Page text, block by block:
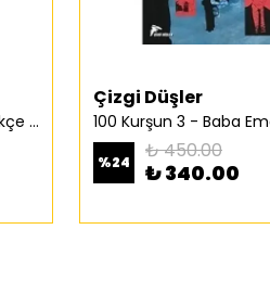
100 Kurşun 2 – Anlık Fırsatlar Türkçe Çizgi Roman
Çizgi Düşler
%24 ₺ 450.00
₺ 340.00